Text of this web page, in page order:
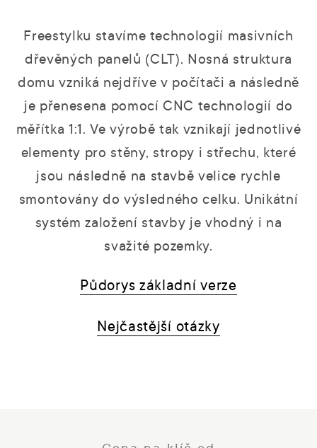
Freestylku stavíme technologií masivních
dřevěných panelů (CLT). Nosná struktura
domu vzniká nejdříve v počítači a následně
je přenesena pomocí CNC technologií do
měřítka 1:1. Ve výrobě tak vznikají jednotlivé
elementy pro stěny, stropy i střechu, které
jsou následně na stavbě velice rychle
smontovány do výsledného celku. Unikátní
systém založení stavby je vhodný i na
svažité pozemky.
Půdorys základní verze
Nejčastější otázky